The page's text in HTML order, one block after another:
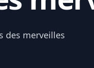
des merveilles